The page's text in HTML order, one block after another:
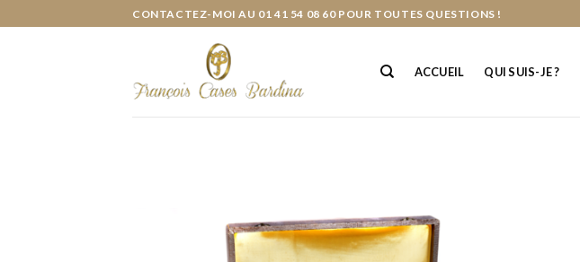
CONTACTEZ-MOI AU 01 41 54 08 60 POUR TOUTES QUESTIONS !
ACCUEIL QUI SUIS-JE ?